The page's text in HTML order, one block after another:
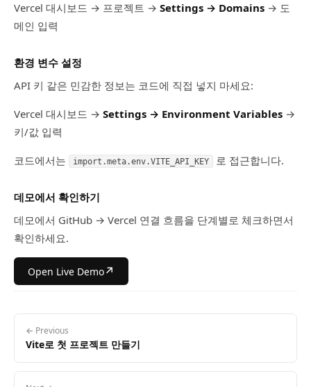
Vercel 대시보드 → 프로젝트 → Settings → Domains → 도
메인 입력
환경 변수 설정
API 키 같은 민감한 정보는 코드에 직접 넣지 마세요:
Vercel 대시보드 → Settings → Environment Variables →
키/값 입력
코드에서는 import.meta.env.VITE_API_KEY 로 접근합니다.
데모에서 확인하기
데모에서 GitHub → Vercel 연결 흐름을 단계별로 체크하면서
확인하세요.
Open Live Demo↗
← Previous
Vite로 첫 프로젝트 만들기